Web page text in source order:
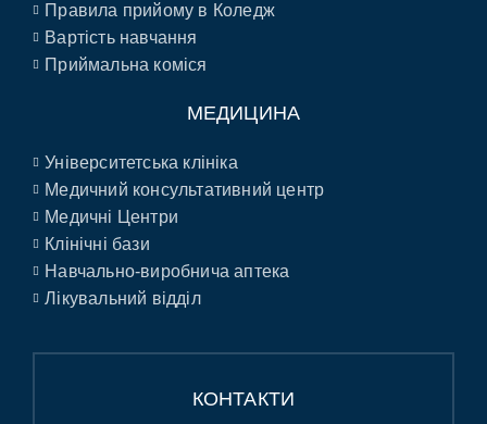
Правила прийому в Коледж
Вартість навчання
Приймальна коміся
МЕДИЦИНА
Університетська клініка
Медичний консультативний центр
Медичні Центри
Клінічні бази
Навчально-виробнича аптека
Лікувальний відділ
КОНТАКТИ